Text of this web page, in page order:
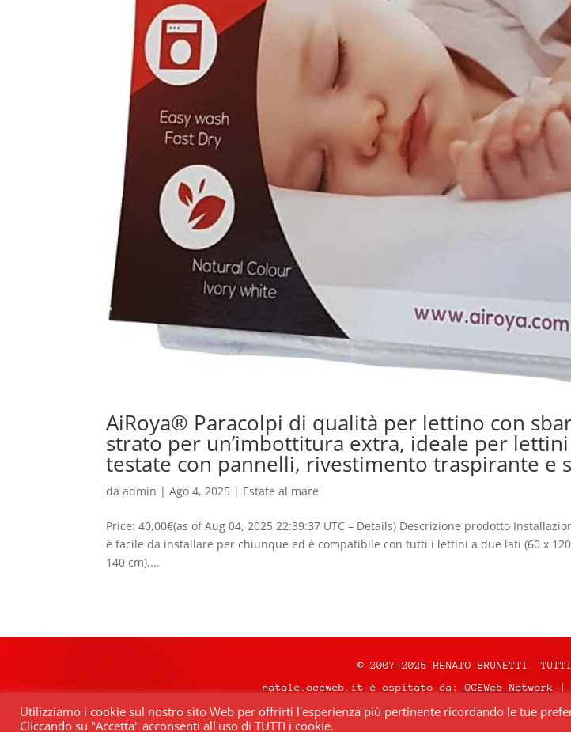
AiRoya® Paracolpi di qualità per lettino con
strato per un’imbottitura extra, ideale per
testate con pannelli, rivestimento traspirante e
daadmin |Ago 4, 2025 | Estate al mare
Price: 40,00€(as of Aug 04, 2025 22:39:37 UTC – Details) Descrizione prodotto
è facile da installare per chiunque ed è compatibile con tutti i lettini a due lati (60 x
140 cm),...
© 2007-2025 RENATO BRUNETTI.
natale.oceweb.it è ospitato da:OCEWeb Network |
Utilizziamo i cookie sul nostro sito Web per offrirti l'esperienza più pertinente ricordando le tue
Cliccando su "Accetta" acconsenti all'uso di TUTTI i cookie.